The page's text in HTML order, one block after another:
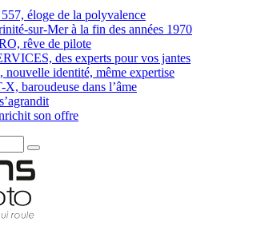
éloge de la polyvalence
sur-Mer à la fin des années 1970
rêve de pilote
des experts pour vos jantes
identité, même expertise
baroudeuse dans l’âme
son offre